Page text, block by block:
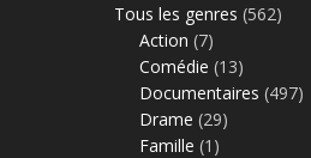
Tous les genres (562)
Action (7)
Comédie (13)
Documentaires (497)
Drame (29)
Famille (1)